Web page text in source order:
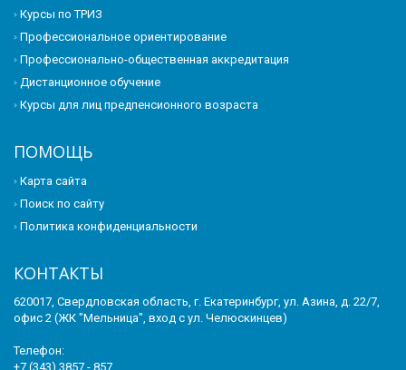
Курсы по ТРИЗ
Профессиональное ориентирование
Профессионально-общественная аккредитация
Дистанционное обучение
Курсы для лиц предпенсионного возраста
ПОМОЩЬ
Карта сайта
Поиск по сайту
Политика конфиденциальности
КОНТАКТЫ
620017, Свердловская область, г. Екатеринбург, ул. Азина, д. 22/7,
офис 2 (ЖК "Мельница", вход с ул. Челюскинцев)
Телефон:
+7 (343) 3857 - 857